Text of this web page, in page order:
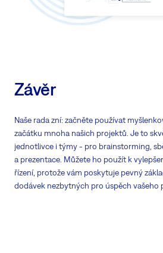
Závěr
Naše rada zní: začněte používat
začátku mnoha našich projektů. Je to
jednotlivce i týmy - pro brainstorming,
a prezentace. Můžete ho použít k
řízení, protože vám poskytuje pevný
dodávek nezbytných pro úspěch vašeho